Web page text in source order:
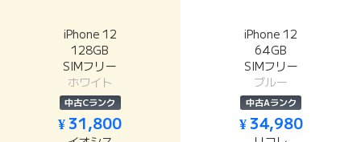
iPhone 12
128GB
SIMフリー
ホワイト
中古Cランク
¥ 31,800
iPhone 12
64GB
SIMフリー
ブルー
中古Aランク
¥ 34,980